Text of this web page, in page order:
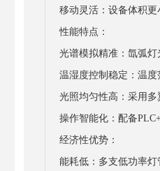
移动灵活：设备体积
性能特点：
光谱模拟精准：氙弧
温湿度控制稳定：温
光照均匀性高：采用
操作智能化：配备
经济性优势：
能耗低：多支低功率